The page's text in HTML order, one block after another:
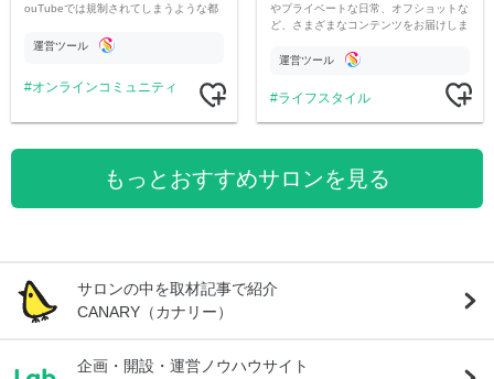
ouTubeでは規制されてしまうような都
公開。
運営ツール
オンラインコミュニティ
やプライベートな日常、オフショットな
ど、さまざまなコンテンツをお届けしま
運営ツール
ライフスタイル
もっとおすすめサロンを見る
サロンの中を取材記事で紹介
CANARY（カナリー）
企画・開設・運営ノウハウサイト